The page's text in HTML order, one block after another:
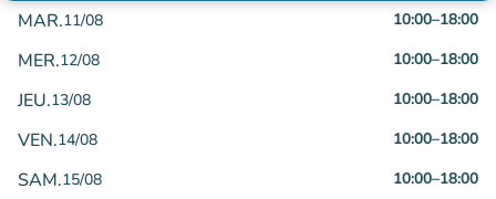
MAR.11/08 10:00–18:00
MER.12/08 10:00–18:00
JEU.13/08 10:00–18:00
VEN.14/08 10:00–18:00
SAM.15/08 10:00–18:00